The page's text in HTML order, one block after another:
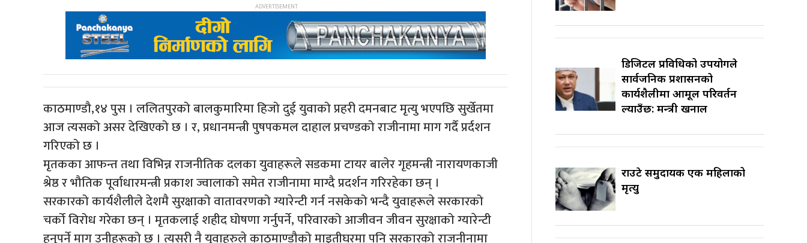
काठमाण्डौ,१४ पुस । ललितपुरको बालकुमारिमा हिजो दुई युवाको प्रहरी दमनबाट मृत्यु भएपछि सुर्खेतमा
आज त्यसको असर देखिएको छ । र, प्रधानमन्त्री पुषपकमल दाहाल प्रचण्डको राजीनामा माग गर्दै प्रर्दशन
गरिएको छ ।
मृतकका आफन्त तथा विभिन्न राजनीतिक दलका युवाहरूले सडकमा टायर बालेर गृहमन्त्री नारायणकाजी
श्रेष्ठ र भौतिक पूर्वाधारमन्त्री प्रकाश ज्वालाको समेत राजीनामा माग्दै प्रदर्शन गरिरहेका छन् ।
सरकारको कार्यशैलीले देशमै सुरक्षाको वातावरणको ग्यारेन्टी गर्न नसकेको भन्दै युवाहरूले सरकारको
चर्को विरोध गरेका छन् । मृतकलाई शहीद घोषणा गर्नुपर्ने, परिवारको आजीवन जीवन सुरक्षाको ग्यारेन्टी
हुनुपर्ने माग उनीहरूको छ । त्यसरी नै युवाहरुले काठमाण्डौको माइतीघरमा पनि सरकारको राजनीनामा
डिजिटल प्रविधिको उपयोगले
सार्वजनिक प्रशासनको
कार्यशैलीमा आमूल परिवर्तन
ल्याउँछ: मन्त्री खनाल
राउटे समुदायकी एक महिलाको
मृत्यु